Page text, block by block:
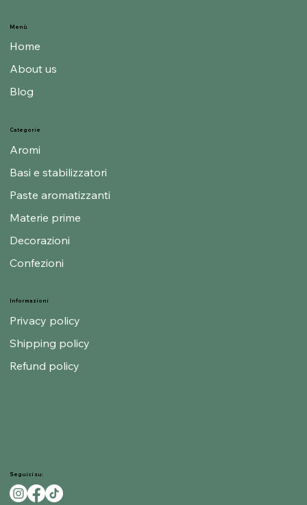
Informazioni
Privacy policy
Shipping policy
Refund policy
Categorie
Aromi
Basi e stabilizzatori
Paste aromatizzanti
Materie prime
Decorazioni
Confezioni
Menù
Home
About us
Blog
Seguici su: